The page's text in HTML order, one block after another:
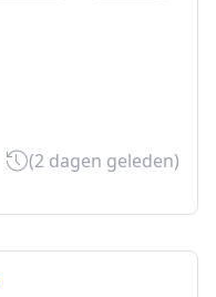
(2 dagen geleden)